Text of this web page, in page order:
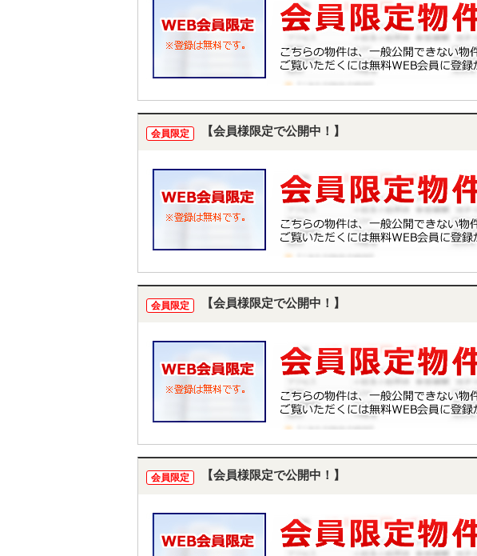
会員限定 【会員様限定で公開中！】
会員限定 【会員様限定で公開中！】
会員限定 【会員様限定で公開中！】